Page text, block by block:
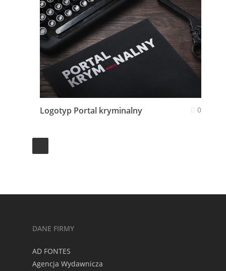
Logotyp Portal kryminalny 0
DANE FIRMY
AD FONTES
Agencja Wydawnicza